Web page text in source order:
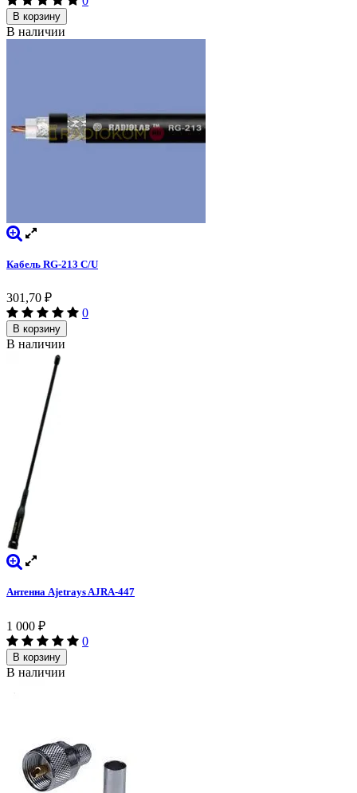
В корзину
В наличии
Кабель RG-213 C/U
301,70 ₽
0
В корзину
В наличии
Антенна Ajetrays AJRA-447
1 000 ₽
0
В корзину
В наличии